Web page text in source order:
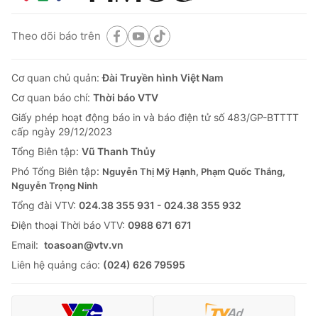
Theo dõi báo trên
Cơ quan chủ quản:Đài Truyền hình Việt Nam
Cơ quan báo chí: Thời báo VTV
Giấy phép hoạt động báo in và báo điện tử số 483/GP-BTTTT
cấp ngày 29/12/2023
Tổng Biên tập: Vũ Thanh Thủy
Phó Tổng Biên tập: Nguyễn Thị Mỹ Hạnh, Phạm Quốc Thắng,
Nguyễn Trọng Ninh
Tổng đài VTV: 024.38 355 931 - 024.38 355 932
Ðiện thoại Thời báo VTV: 0988 671 671
Email: toasoan@vtv.vn
Liên hệ quảng cáo: (024) 626 79595